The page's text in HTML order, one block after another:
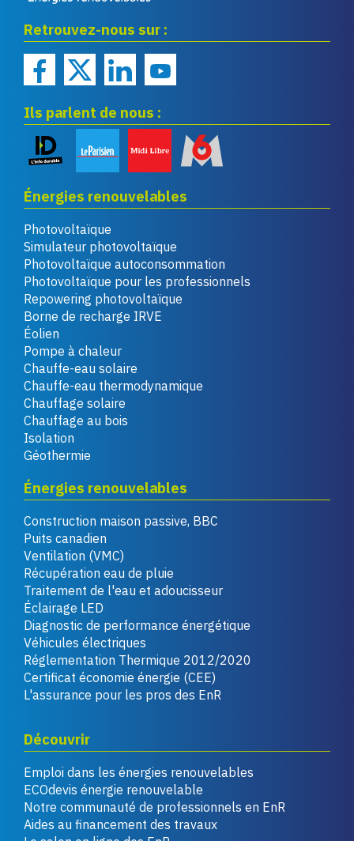
renouvelables
Retrouvez-nous sur :
Ils parlent de nous :
Énergies renouvelables
Photovoltaïque
Simulateur photovoltaïque
Photovoltaïque autoconsommation
Photovoltaïque pour les professionnels
Repowering photovoltaïque
Borne de recharge IRVE
Éolien
Pompe à chaleur
Chauffe-eau solaire
Chauffe-eau thermodynamique
Chauffage solaire
Chauffage au bois
Isolation
Géothermie
Énergies renouvelables
Construction maison passive, BBC
Puits canadien
Ventilation (VMC)
Récupération eau de pluie
Traitement de l'eau et adoucisseur
Éclairage LED
Diagnostic de performance énergétique
Véhicules électriques
Réglementation Thermique 2012/2020
Certificat économie énergie (CEE)
L'assurance pour les pros des EnR
Découvrir
Emploi dans les énergies renouvelables
ECOdevis énergie renouvelable
Notre communauté de professionnels en EnR
Aides au financement des travaux